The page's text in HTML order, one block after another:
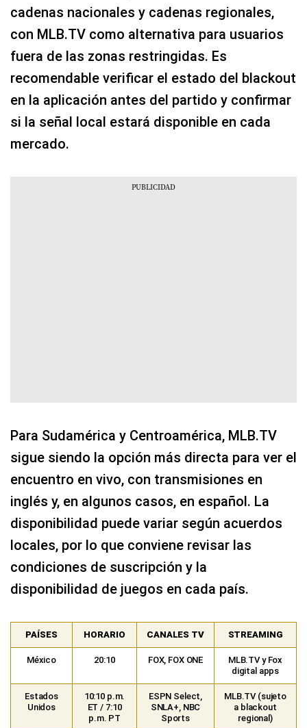
cadenas nacionales y cadenas regionales,
con MLB.TV como alternativa para usuarios
fuera de las zonas restringidas. Es
recomendable verificar el estado del blackout
en la aplicación antes del partido y confirmar
si la señal local estará disponible en cada
mercado.
Para Sudamérica y Centroamérica, MLB.TV
sigue siendo la opción más directa para ver el
encuentro en vivo, con transmisiones en
inglés y, en algunos casos, en español. La
disponibilidad puede variar según acuerdos
locales, por lo que conviene revisar las
condiciones de suscripción y la
disponibilidad de juegos en cada país.
PAÍSES HORARIO CANALES TV STREAMING
México 20:10 FOX, FOX ONE
MLB.TV y Fox
digital apps
Estados
Unidos
10:10 p.m.
ET / 7:10
p.m. PT
ESPN Select,
SNLA+, NBC
Sports
MLB.TV (sujeto
a blackout
regional)